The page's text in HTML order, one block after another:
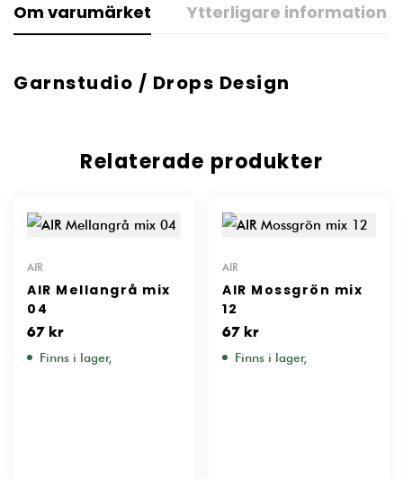
Om varumärket Ytterligare information
Garnstudio / Drops Design
Relaterade produkter
AIR
AIR Mellangrå mix
04
67 kr
Finns i lager,
AIR
AIR Mossgrön mix
12
67 kr
Finns i lager,